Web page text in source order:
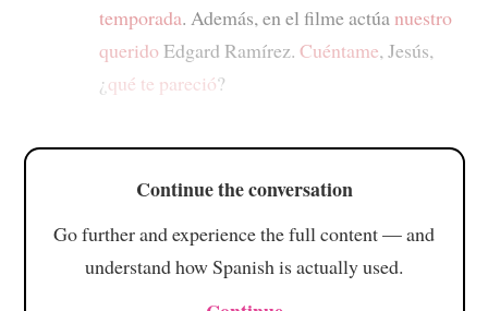
temporada. Además, en el filme actúa nuestro
querido Edgard Ramírez. Cuéntame, Jesús,
¿ qué te pareció?
Continue the conversation
Go further and experience the full content — and
understand how Spanish is actually used.